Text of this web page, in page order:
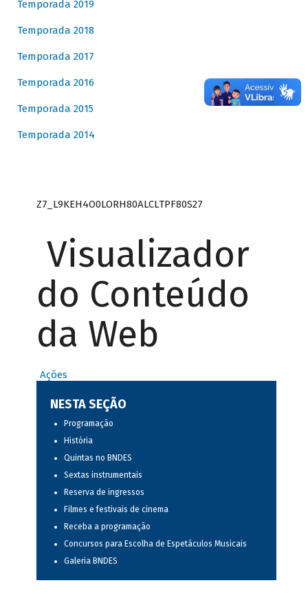
Temporada 2019
Temporada 2018
Temporada 2017
Temporada 2016
Temporada 2015
Temporada 2014
Z7_L9KEH4O0LORH80ALCLTPF80S27
Visualizador
do Conteúdo
da Web
Ações
NESTA SEÇÃO
Programação
História
Quintas no BNDES
Sextas instrumentais
Reserva de ingressos
Filmes e festivais de cinema
Receba a programação
Concursos para Escolha de Espetáculos Musicais
Galeria BNDES